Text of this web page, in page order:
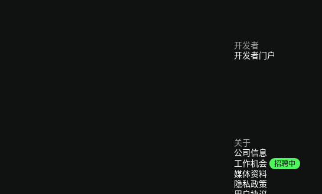
开发者
开发者门户
关于
公司信息
工作机会
招聘中
媒体资料
隐私政策